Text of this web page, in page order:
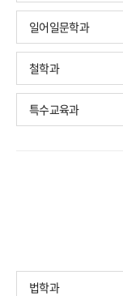
일어일문학과
철학과
특수교육과
법학과